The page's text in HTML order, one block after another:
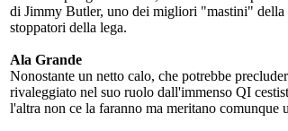
di Jimmy Butler, uno dei migliori "mastini" della
stoppatori della lega.
Ala Grande
Nonostante un netto calo, che potrebbe
rivaleggiato nel suo ruolo dall'immenso QI
l'altra non ce la faranno ma meritano